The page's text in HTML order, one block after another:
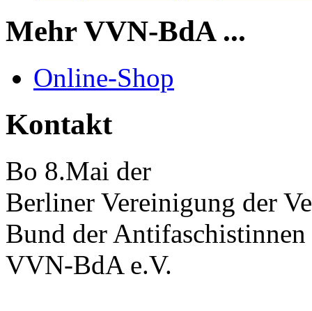
Mehr VVN-BdA ...
Online-Shop
Kontakt
Bo 8.Mai der
Berliner Vereinigung der
Bund der
VVN-BdA e.V.